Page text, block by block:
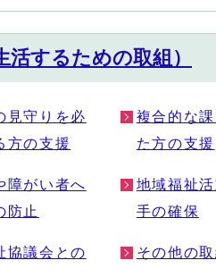
するための取組）
見守りを必
方の支援
複合的な課
た方の支援
障がい者へ
防止
地域福祉
手の確保
協議会との
その他の